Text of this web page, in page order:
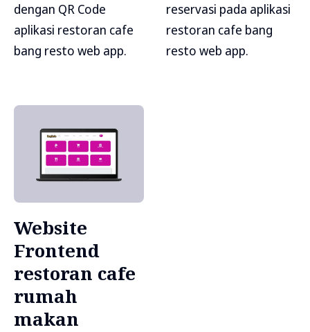
dengan QR Code
aplikasi restoran cafe
bang resto web app.
reservasi pada aplikasi
restoran cafe bang
resto web app.
Website
Frontend
restoran cafe
rumah
makan